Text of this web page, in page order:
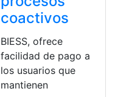
coactivos
BIESS, ofrece
facilidad de pago a
los usuarios que
mantienen